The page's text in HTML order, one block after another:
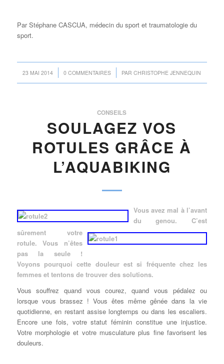
Par Stéphane CASCUA, médecin du sport et traumatologie du
sport.
23 MAI 2014
/ 0 COMMENTAIRES
/ PARCHRISTOPHE JENNEQUIN
CONSEILS
SOULAGEZ VOS
ROTULES GRÂCE À
L’AQUABIKING
Vous avez mal à l’avant
du genou. C’est
sûrement votre
rotule. Vous n’êtes
pas la seule !
Voyons pourquoi cette douleur est si fréquente chez les
femmes et tentons de trouver des solutions.
Vous souffrez quand vous courez, quand vous pédalez ou
lorsque vous brassez ! Vous êtes même gênée dans la vie
quotidienne, en restant assise longtemps ou dans les escaliers.
Encore une fois, votre statut féminin constitue une injustice.
Votre morphologie et votre musculature plus fine favorisent les
douleurs.